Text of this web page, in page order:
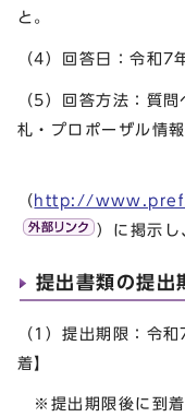
と。
（4）回答日：令和7
（5）回答方法：質
札・プロポーザル情報
（http://
）に掲示し
提出書類の提出
（1）提出期限：令
着】
※提出期限後に到着